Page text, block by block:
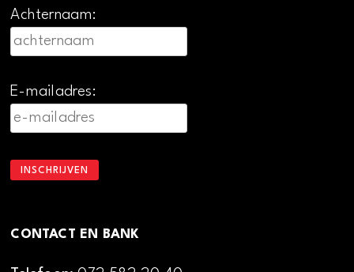
Achternaam:
E-mailadres:
CONTACT EN BANK